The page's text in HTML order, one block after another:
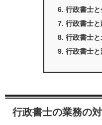
行政書士
行政書士
行政書士
行政書士
行政書士の業務の